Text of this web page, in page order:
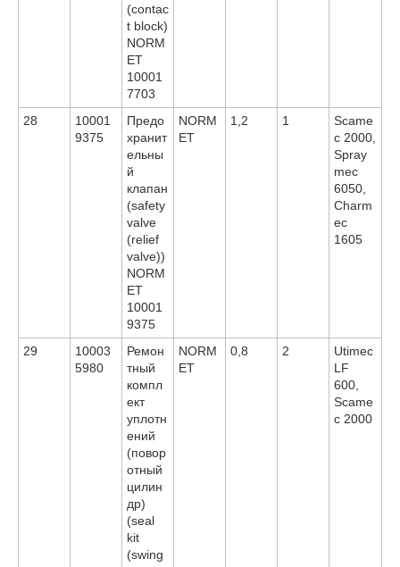
(contac
t block)
NORM
ET
10001
7703
28
10001
9375
Предо
хранит
ельны
й
клапан
(safety
valve
(relief
valve))
NORM
ET
10001
9375
NORM
ET
1,2 1
Scame
c 2000,
Spray
mec
6050,
Charm
ec
1605
29
10003
5980
Ремон
тный
компл
ект
уплотн
ений
(повор
отный
цилин
др)
(seal
kit
(swing
NORM
ET
0,8 2
Utimec
LF
600,
Scame
c 2000